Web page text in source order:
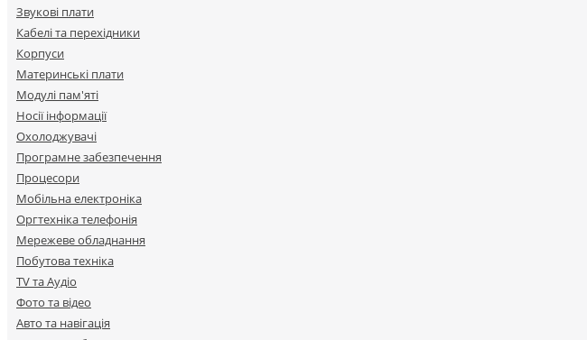
Звукові плати
Кабелі та перехідники
Корпуси
Материнські плати
Модулі пам'яті
Носії інформації
Охолоджувачі
Програмне забезпечення
Процесори
Мобільна електроніка
Оргтехніка телефонія
Мережеве обладнання
Побутова техніка
TV та Аудіо
Фото та відео
Авто та навігація